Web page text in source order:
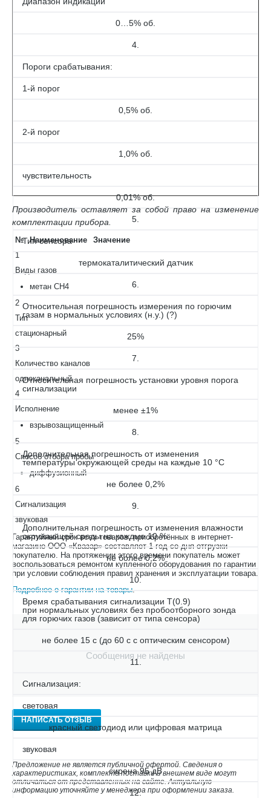
0…5% об.
4.
Пороги срабатывания:
1-й порог
0,5% об.
2-й порог
1,0% об.
чувствительность
0,01% об.
5.
Тип сенсора
термокаталитический датчик
6.
Относительная погрешность измерения по горючим
газам в нормальных условиях (н.у.) (?)
25%
7.
Относительная погрешность установки уровня порога
сигнализации
менее ±1%
8.
Дополнительная погрешность от изменения
температуры окружающей среды на каждые 10 °С
не более 0,2%
9.
Дополнительная погрешность от изменения влажности
окружающей среды на каждые 10 %
не более 0,2%
10.
Время срабатывания сигнализации Т(0.9)
при нормальных условиях без пробоотборного зонда
для горючих газов (зависит от типа сенсора)
не более 15 с (до 60 с с оптическим сенсором)
11.
Сигнализация:
световая
красный светодиод или цифровая матрица
звуковая
сирена 95 дВ
12.
Производитель оставляет за собой право на изменение
комплектации прибора.
№ Наименование
Значение
1
Виды газов
метан CH4
2
Тип
стационарный
3
Количество каналов
одноканальный
4
Исполнение
взрывозащищенный
5
Способ отбора пробы
диффузионный
6
Сигнализация
звуковая
Гарантийный срок всех товаров, приобретённых в интернет-
магазине ООО «Квазар» составляет 1 год со дня отгрузки
покупателю. На протяжении этого времени покупатель может
воспользоваться ремонтом купленного оборудования по гарантии
при условии соблюдения правил хранения и эксплуатации товара.
Подробнее о гарантии на товары
Сообщения не найдены
НАПИСАТЬ ОТЗЫВ
Предложение не является публичной офертой. Сведения о
характеристиках, комплекте поставки и внешнем виде могут
отличаться от представленных на сайте. Актуальную
информацию уточняйте у менеджера при оформлении заказа.